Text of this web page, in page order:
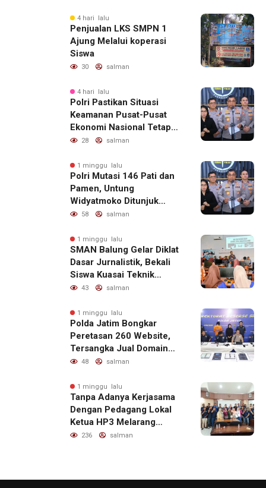
4 hari lalu
Penjualan LKS SMPN 1
Ajung Melalui koperasi
Siswa
30 salman
4 hari lalu
Polri Pastikan Situasi
Keamanan Pusat-Pusat
Ekonomi Nasional Tetap
Kondusif
28 salman
1 minggu lalu
Polri Mutasi 146 Pati dan
Pamen, Untung
Widyatmoko Ditunjuk
sebagai Kadivhubinter
58 salman
1 minggu lalu
SMAN Balung Gelar Diklat
Dasar Jurnalistik, Bekali
Siswa Kuasai Teknik
Menulis Berita yang
43 salman
1 minggu lalu
Polda Jatim Bongkar
Peretasan 260 Website,
Tersangka Jual Domain
untuk Promosi Judi Online
48 salman
1 minggu lalu
Tanpa Adanya Kerjasama
Dengan Pedagang Lokal
Ketua HP3 Melarang
Aktifitas Pedagang Ikan
236 salman